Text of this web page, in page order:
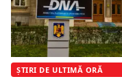
ȘTIRI DE ULTIMĂ ORĂ